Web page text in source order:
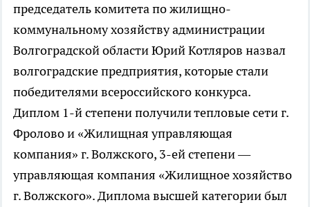
председатель комитета по жилищно-
коммунальному хозяйству администрации
Волгоградской области Юрий Котляров назвал
волгоградские предприятия, которые стали
победителями всероссийского конкурса.
Диплом 1-й степени получили тепловые сети г.
Фролово и «Жилищная управляющая
компания» г. Волжского, 3-ей степени —
управляющая компания «Жилищное хозяйство
г. Волжского». Диплома высшей категории был